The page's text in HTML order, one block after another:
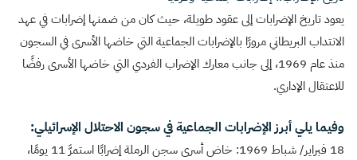
يعود تاريخ الإضرابات إلى عقود طويلة، حيث كان من ضمنها إضرابات في عهد
الانتداب البريطاني مرورًا بالإضرابات الجماعية التي خاضها الأسرى في السجون
منذ عام 1969، إلى جانب معارك الإضراب الفردي التي خاضها الأسرى رفضًا
للاعتقال الإداري.
وفيما يلي أبرز الإضرابات الجماعية في سجون الاحتلال الإسرائيلي:
18 فبراير/ شباط 1969: خاض أسرى سجن الرملة إضرابًا استمرَّ 11 يومًا،